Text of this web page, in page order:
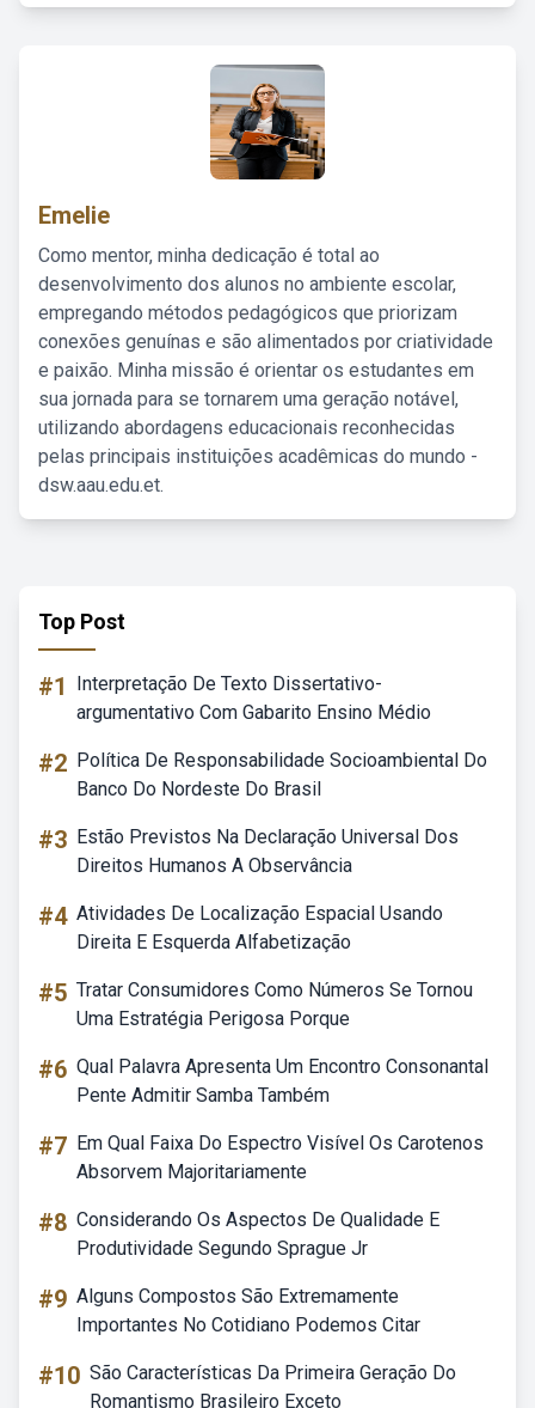
Emelie
Como mentor, minha dedicação é total ao
desenvolvimento dos alunos no ambiente escolar,
empregando métodos pedagógicos que priorizam
conexões genuínas e são alimentados por criatividade
e paixão. Minha missão é orientar os estudantes em
sua jornada para se tornarem uma geração notável,
utilizando abordagens educacionais reconhecidas
pelas principais instituições acadêmicas do mundo -
dsw.aau.edu.et.
Top Post
#1
Interpretação De Texto Dissertativo-
argumentativo Com Gabarito Ensino Médio
#2 Política De Responsabilidade Socioambiental Do
Banco Do Nordeste Do Brasil
#3 Estão Previstos Na Declaração Universal Dos
Direitos Humanos A Observância
#4 Atividades De Localização Espacial Usando
Direita E Esquerda Alfabetização
#5 Tratar Consumidores Como Números Se Tornou
Uma Estratégia Perigosa Porque
#6 Qual Palavra Apresenta Um Encontro Consonantal
Pente Admitir Samba Também
#7 Em Qual Faixa Do Espectro Visível Os Carotenos
Absorvem Majoritariamente
#8 Considerando Os Aspectos De Qualidade E
Produtividade Segundo Sprague Jr
#9 Alguns Compostos São Extremamente
Importantes No Cotidiano Podemos Citar
#10 São Características Da Primeira Geração Do
Romantismo Brasileiro Exceto